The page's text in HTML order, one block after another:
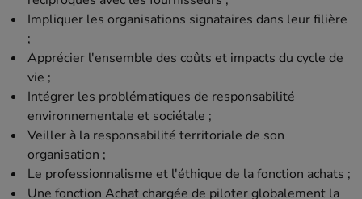
Impliquer les organisations signataires dans leur filière
;
Apprécier l'ensemble des coûts et impacts du cycle de
vie ;
Intégrer les problématiques de responsabilité
environnementale et sociétale ;
Veiller à la responsabilité territoriale de son
organisation ;
Le professionnalisme et l'éthique de la fonction achats ;
Une fonction Achat chargée de piloter globalement la